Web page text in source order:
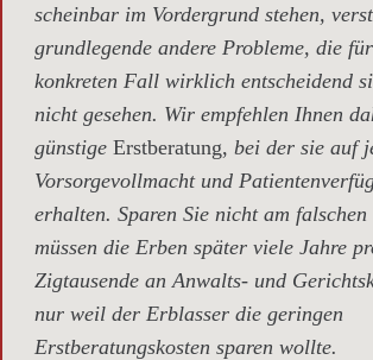
scheinbar im Vordergrund stehen,
grundlegende andere Probleme, die
konkreten Fall wirklich entscheidend
nicht gesehen. Wir empfehlen Ihnen
günstige Erstberatung, bei der sie auf
Vorsorgevollmacht und
erhalten. Sparen Sie nicht am
müssen die Erben später viele Jahre
Zigtausende an Anwalts- und
nur weil der Erblasser die geringen
Erstberatungskosten sparen wollte.